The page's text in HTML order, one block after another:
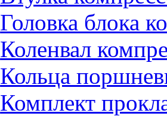
Головка блока
Коленвал
Кольца
Комплект